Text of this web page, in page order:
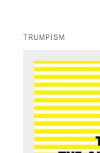
TRUMPISM